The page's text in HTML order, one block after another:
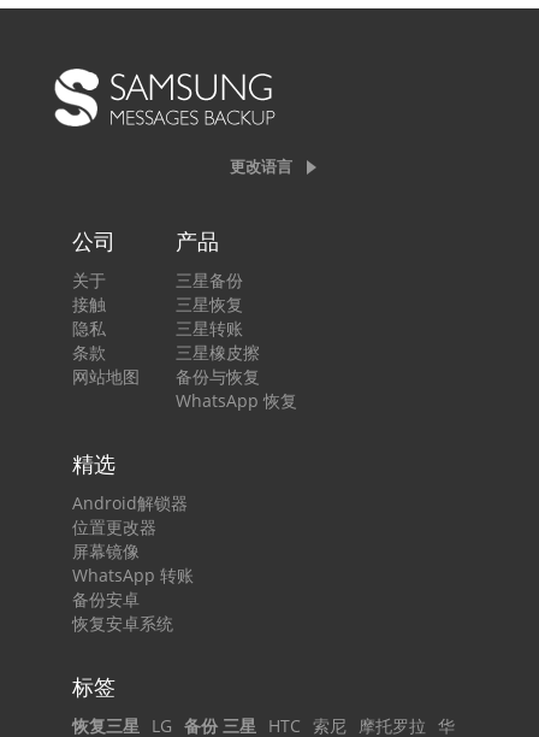
更改语言
公司
关于
接触
隐私
条款
网站地图
产品
三星备份
三星恢复
三星转账
三星橡皮擦
备份与恢复
WhatsApp 恢复
精选
Android解锁器
位置更改器
屏幕镜像
WhatsApp 转账
备份安卓
恢复安卓系统
标签
恢复三星 LG 备份 三星 HTC 索尼 摩托罗拉 华